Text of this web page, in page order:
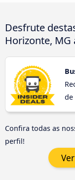
Desfrute
Horizonte, MG
de
Confira todas as
perfil!